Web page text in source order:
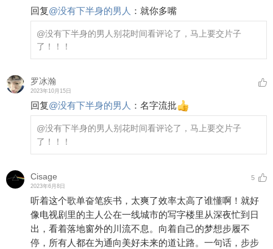
回复@没有下半身的男人 ： 就你多嘴
@没有下半身的男人 别花时间看评论了，马上要交片子
了！！！
罗冰瀚
2023年10月15日
回复@没有下半身的男人 ： 名字流批
@没有下半身的男人 别花时间看评论了，马上要交片子
了！！！
Cisage
2023年6月8日
5
听着这个歌单奋笔疾书，太爽了效率太高了谁懂啊！就好
像电视剧里的主人公在一线城市的写字楼里从深夜忙到日
出，看着落地窗外的川流不息。向着自己的梦想步履不
停，所有人都在为通向美好未来的道让路。一句话，步步